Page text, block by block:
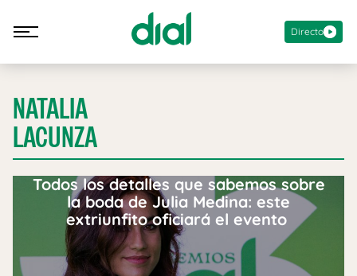
Directo
NATALIA
LACUNZA
Todos los detalles que sabemos sobre
la boda de Julia Medina: este
extriunfito oficiará el evento